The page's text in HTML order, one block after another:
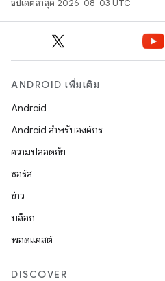
อัปเดตล่าสุด 2026-08-03 UTC
ANDROID เพิ่มเติม
Android
Android สำหรับองค์กร
ความปลอดภัย
ซอร์ส
ข่าว
บล็อก
พอดแคสต์
DISCOVER